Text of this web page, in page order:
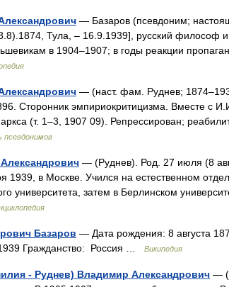
— Базаров (псевдоним;
Тула, ‒ 16.9.1939], русский философ
в 1904‒1907; в годы реакции
— (наст. фам. Руднев;
Сторонник эмпириокритицизма. Вместе с
(т. 1–3, 1907 09). Репрессирован;
псевдонимов
— (Руднев). Род. 27 июля (8
1939, в Москве. Учился на естественном
университета, затем в Берлинском
Базаров — Дата рождения: 8 августа
Гражданство: Россия …
Википедия
- Руднев) Владимир Александрович —